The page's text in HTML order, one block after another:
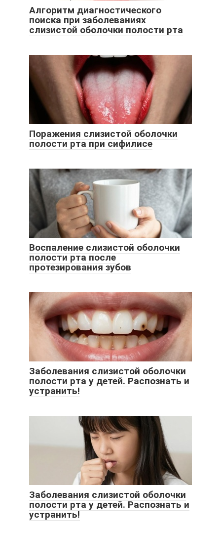
Алгоритм диагностического
поиска при заболеваниях
слизистой оболочки полости рта
Поражения слизистой оболочки
полости рта при сифилисе
Воспаление слизистой оболочки
полости рта после
протезирования зубов
Заболевания слизистой оболочки
полости рта у детей. Распознать и
устранить!
Заболевания слизистой оболочки
полости рта у детей. Распознать и
устранить!